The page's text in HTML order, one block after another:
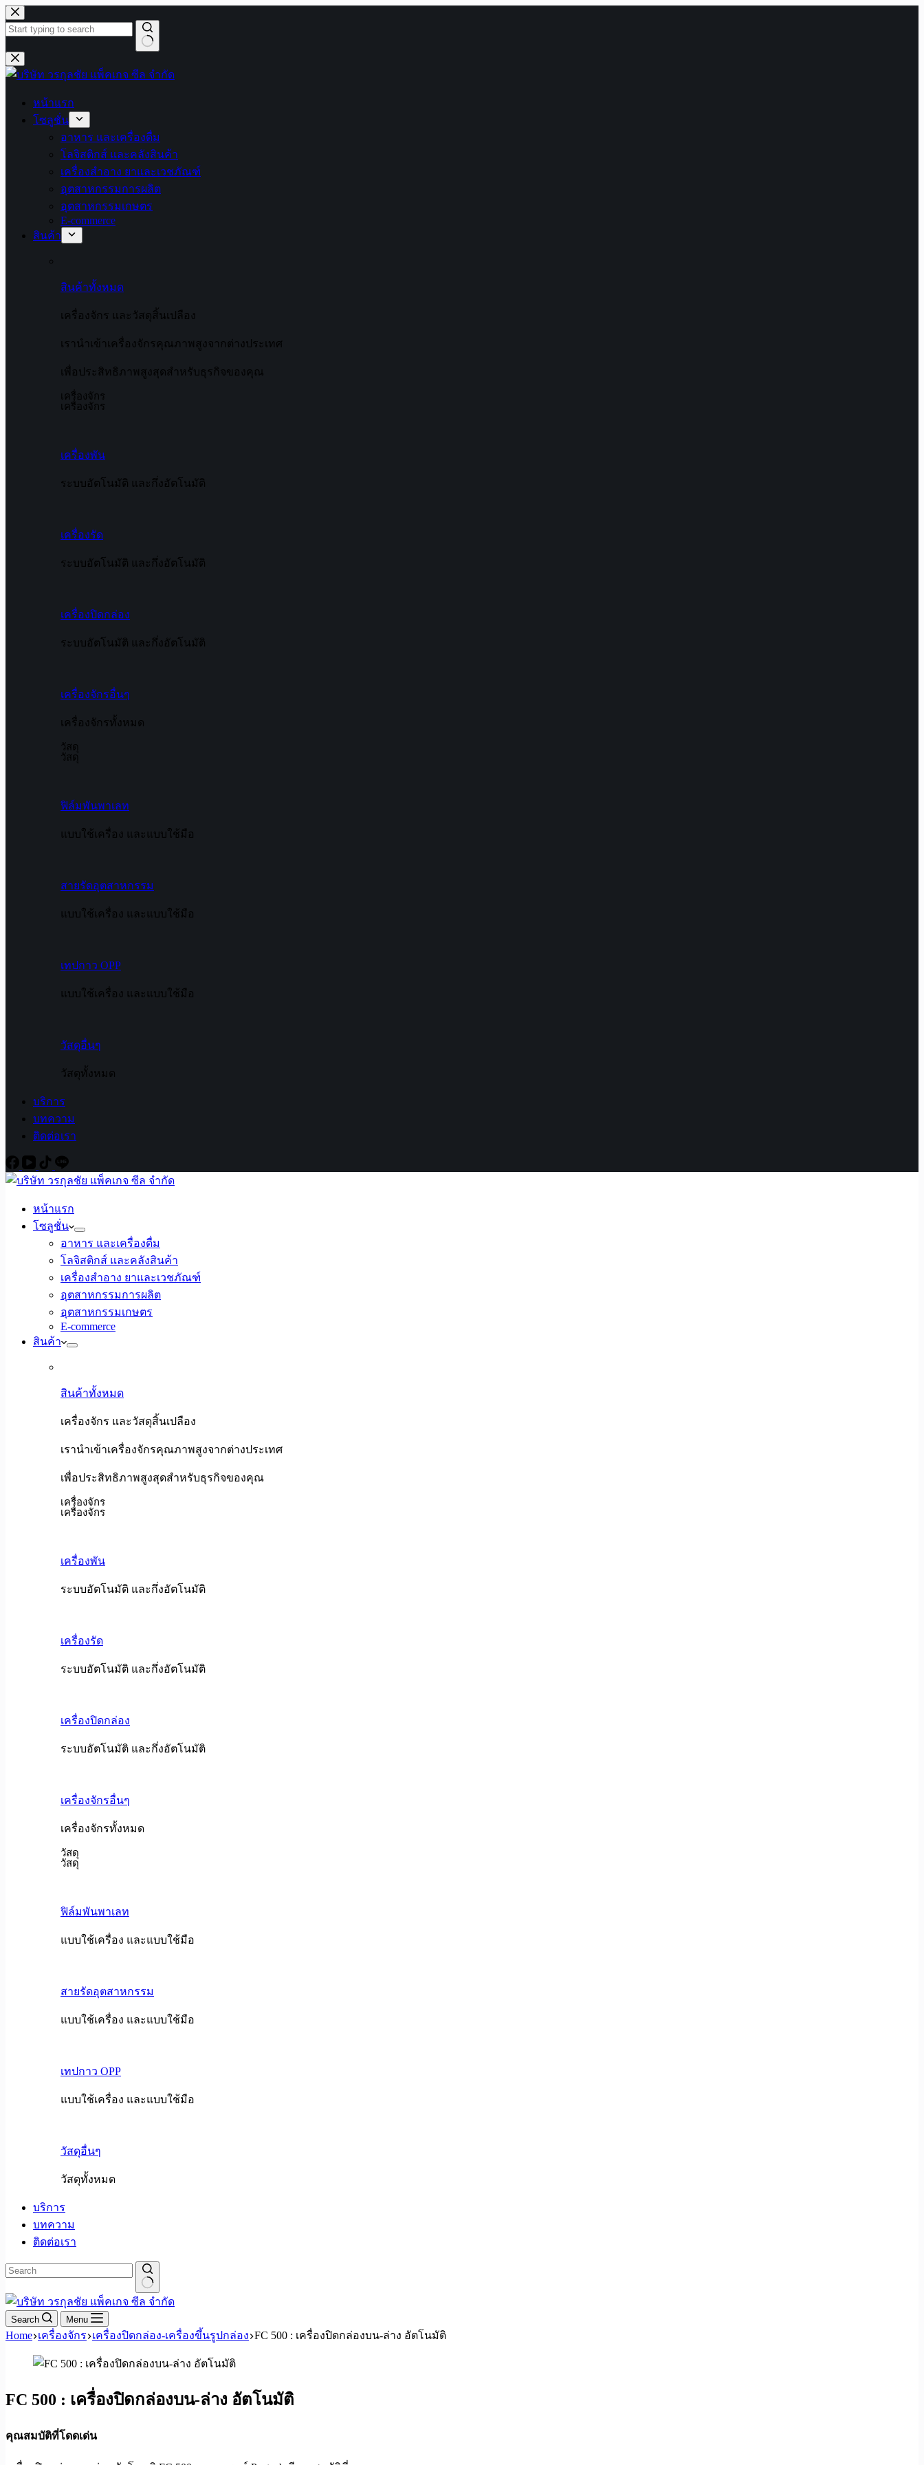
Skip
to
content
No
results
หน้าแรก
โซลูชั่น
อาหาร และเครื่องดื่ม
โลจิสติกส์ และคลังสินค้า
เครื่องสำอาง ยาและเวชภัณฑ์
อุตสาหกรรมการผลิต
อุตสาหกรรมเกษตร
E-commerce
สินค้า
สินค้าทั้งหมด
เครื่องจักร และวัสดุสิ้นเปลือง
เรานำเข้าเครื่องจักรคุณภาพสูงจากต่างประเทศ
เพื่อประสิทธิภาพสูงสุดสำหรับธุรกิจของคุณ
เครื่องจักร
เครื่องจักร
เครื่องพัน
ระบบอัตโนมัติ และกึ่งอัตโนมัติ
เครื่องรัด
ระบบอัตโนมัติ และกึ่งอัตโนมัติ
เครื่องปิดกล่อง
ระบบอัตโนมัติ และกึ่งอัตโนมัติ
เครื่องจักรอื่นๆ
เครื่องจักรทั้งหมด
วัสดุ
วัสดุ
ฟิล์มพันพาเลท
แบบใช้เครื่อง และแบบใช้มือ
สายรัดอุตสาหกรรม
แบบใช้เครื่อง และแบบใช้มือ
เทปกาว OPP
แบบใช้เครื่อง และแบบใช้มือ
วัสดุอื่นๆ
วัสดุทั้งหมด
บริการ
บทความ
ติดต่อเรา
หน้าแรก
โซลูชั่น
อาหาร และเครื่องดื่ม
โลจิสติกส์ และคลังสินค้า
เครื่องสำอาง ยาและเวชภัณฑ์
อุตสาหกรรมการผลิต
อุตสาหกรรมเกษตร
E-commerce
สินค้า
สินค้าทั้งหมด
เครื่องจักร และวัสดุสิ้นเปลือง
เรานำเข้าเครื่องจักรคุณภาพสูงจากต่างประเทศ
เพื่อประสิทธิภาพสูงสุดสำหรับธุรกิจของคุณ
เครื่องจักร
เครื่องจักร
เครื่องพัน
ระบบอัตโนมัติ และกึ่งอัตโนมัติ
เครื่องรัด
ระบบอัตโนมัติ และกึ่งอัตโนมัติ
เครื่องปิดกล่อง
ระบบอัตโนมัติ และกึ่งอัตโนมัติ
เครื่องจักรอื่นๆ
เครื่องจักรทั้งหมด
วัสดุ
วัสดุ
ฟิล์มพันพาเลท
แบบใช้เครื่อง และแบบใช้มือ
สายรัดอุตสาหกรรม
แบบใช้เครื่อง และแบบใช้มือ
เทปกาว OPP
แบบใช้เครื่อง และแบบใช้มือ
วัสดุอื่นๆ
วัสดุทั้งหมด
บริการ
บทความ
ติดต่อเรา
No
results
Search Menu
Home เครื่องจักร เครื่องปิดกล่อง-เครื่องขึ้นรูปกล่อง FC 500 : เครื่องปิดกล่องบน-ล่าง อัตโนมัติ
FC 500 : เครื่องปิดกล่องบน-ล่าง อัตโนมัติ
คุณสมบัติที่โดดเด่น